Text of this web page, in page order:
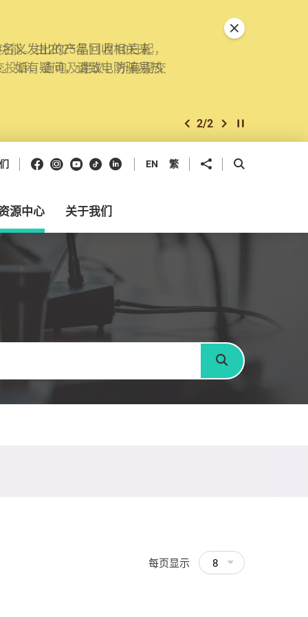
。由2025年11月10日起，
诉、查询及建议。所有提交
上一个
2/2 下一个开始/暂停幻灯
关闭特別通告
Facebook
Instagram
Youtube
抖音领英 EN 繁 分享到 开启搜寻框
源中心 关于我们
搜寻
每页显示 8